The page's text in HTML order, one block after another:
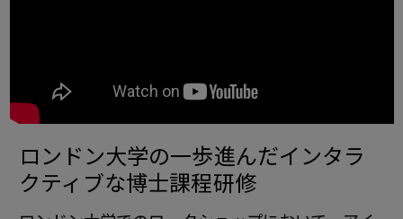
ロンドン大学の一歩進んだインタラ
クティブな博士課程研修